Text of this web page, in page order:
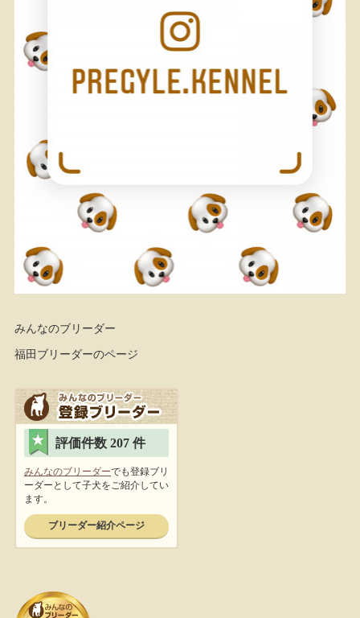
みんなのブリーダー
福田ブリーダーのページ